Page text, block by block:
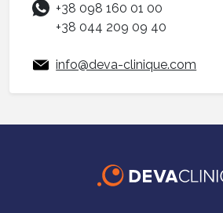
+38 098 160 01 00
+38 044 209 09 40
info@deva-clinique.com